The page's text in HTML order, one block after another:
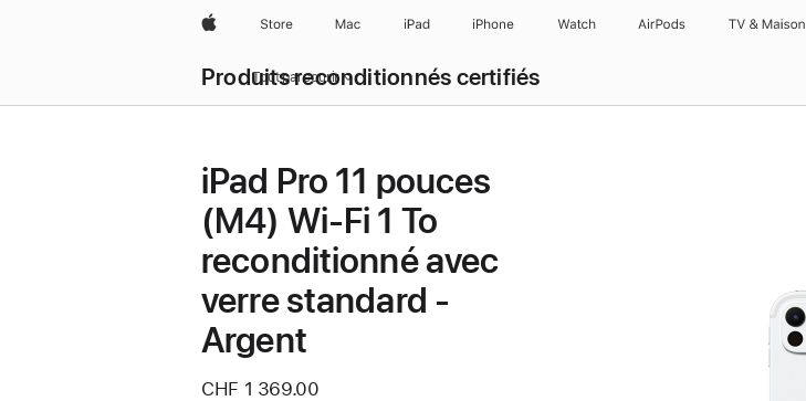
AppleStore Mac iPad iPhone Watch AirPods TV & Maison
Produits reconditionnés certifiés
Tout parcourir
iPad Pro 11 pouces
(M4) Wi‑Fi 1 To
reconditionné avec
verre standard -
Argent
CHF 1 369.00